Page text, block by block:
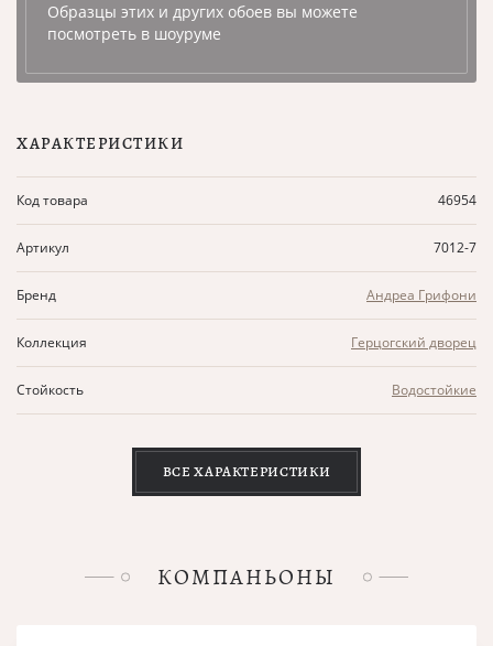
Образцы этих и других обоев вы можете
посмотреть в шоуруме
ХАРАКТЕРИСТИКИ
Код товара 46954
Артикул 7012-7
Бренд Андреа Грифони
Коллекция Герцогский дворец
Стойкость Водостойкие
ВСЕ ХАРАКТЕРИСТИКИ
КОМПАНЬОНЫ